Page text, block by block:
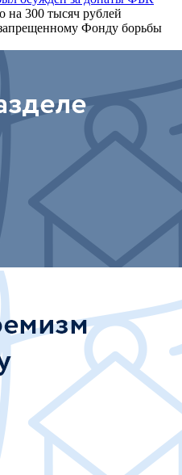
на 300 тысяч рублей
Фонду борьбы